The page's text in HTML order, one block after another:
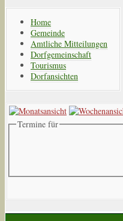
Home
Gemeinde
Amtliche Mitteilungen
Dorfgemeinschaft
Tourismus
Dorfansichten
Termine für